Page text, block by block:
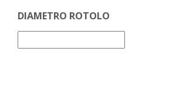
DIAMETRO ROTOLO